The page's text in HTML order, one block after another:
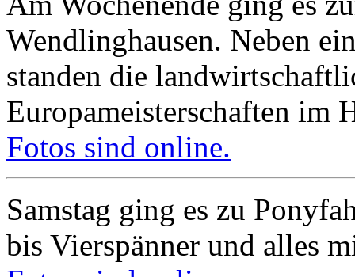
Wendlinghausen. Neben
standen die
Europameisterschaften im
Fotos sind online.
Samstag ging es zu
bis Vierspänner und alles